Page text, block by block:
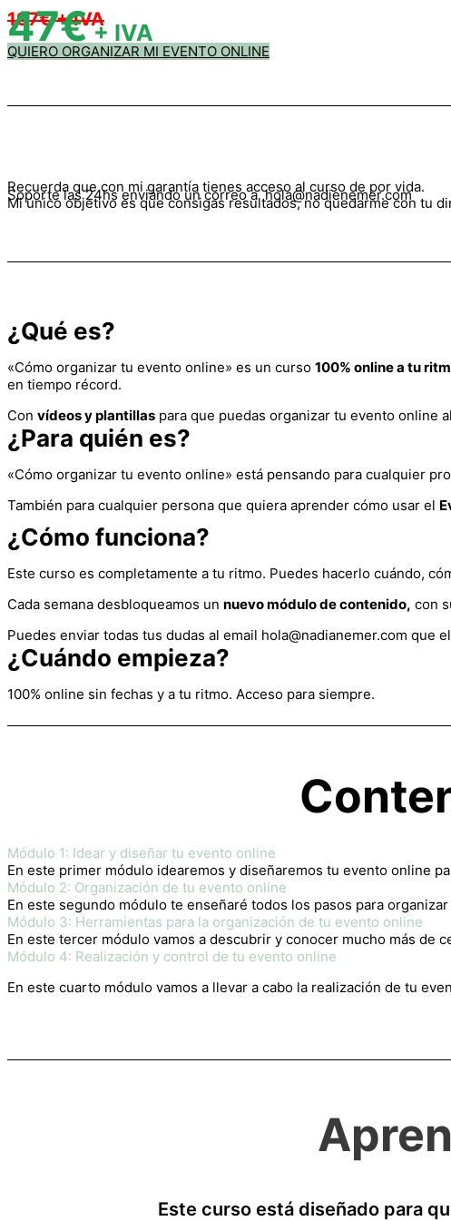
197€ + IVA
47€+ IVA
QUIERO ORGANIZAR MI EVENTO ONLINE
Recuerda que con mi garantía tienes acceso al curso de por vida.
Soporte las 24hs enviando un correo a hola@nadienemer.com
Mi único objetivo es que consigas resultados, no quedarme con tu
¿Qué es?
«Cómo organizar tu evento online» es un curso 100% online a tu
en tiempo récord.
Con vídeos y plantillas para que puedas organizar tu evento online
¿Para quién es?
«Cómo organizar tu evento online» está pensando para cualquier
También para cualquier persona que quiera aprender cómo usar el
¿Cómo funciona?
Este curso es completamente a tu ritmo. Puedes hacerlo cuándo,
Cada semana desbloqueamos un nuevo módulo de contenido, con
Puedes enviar todas tus dudas al email hola@nadianemer.com
¿Cuándo empieza?
100% online sin fechas y a tu ritmo. Acceso para siempre.
Módulo 1: Idear y diseñar tu evento online
En este primer módulo idearemos y diseñaremos tu evento online
Módulo 2: Organización de tu evento online
En este segundo módulo te enseñaré todos los pasos para
Módulo 3: Herramientas para la organización de tu evento online
En este tercer módulo vamos a descubrir y conocer mucho más de
Módulo 4: Realización y control de tu evento online
En este cuarto módulo vamos a llevar a cabo la realización de tu
Este curso está diseñado para